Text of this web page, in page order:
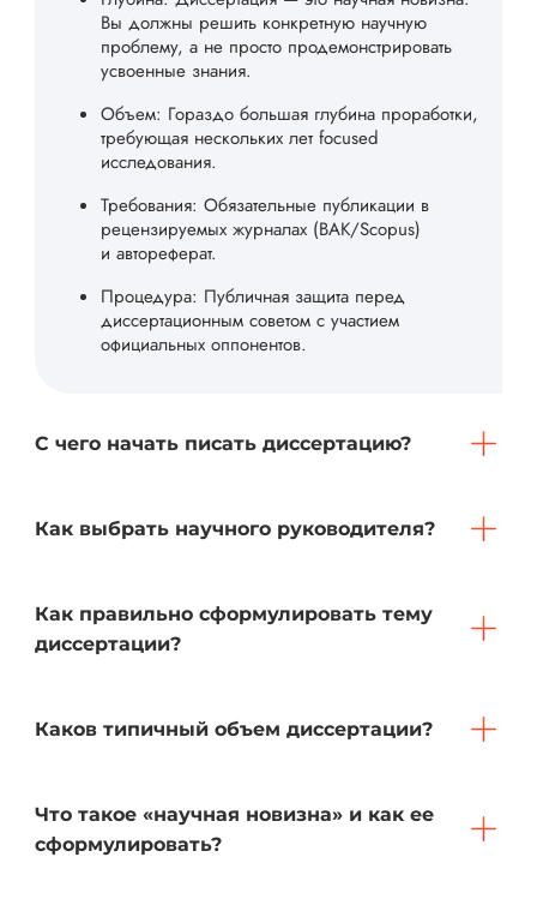
Вы должны решить конкретную научную
проблему, а не просто продемонстрировать
усвоенные знания.
Объем: Гораздо большая глубина проработки,
требующая нескольких лет focused
исследования.
Требования: Обязательные публикации в
рецензируемых журналах (ВАК/Scopus)
и автореферат.
Процедура: Публичная защита перед
диссертационным советом с участием
официальных оппонентов.
С чего начать писать диссертацию?
Как выбрать научного руководителя?
Как правильно сформулировать тему
диссертации?
Каков типичный объем диссертации?
Что такое «научная новизна» и как ее
сформулировать?